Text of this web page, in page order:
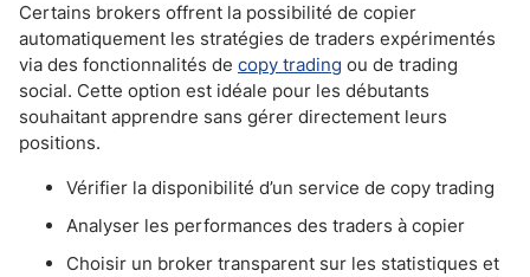
Certains brokers offrent la possibilité de copier
automatiquement les stratégies de traders expérimentés
via des fonctionnalités de copy trading ou de trading
social. Cette option est idéale pour les débutants
souhaitant apprendre sans gérer directement leurs
positions.
Vérifier la disponibilité d’un service de copy trading
Analyser les performances des traders à copier
Choisir un broker transparent sur les statistiques et